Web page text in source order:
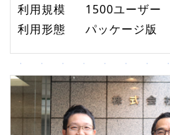
利用規模
1500ユーザー
利用形態
パッケージ版